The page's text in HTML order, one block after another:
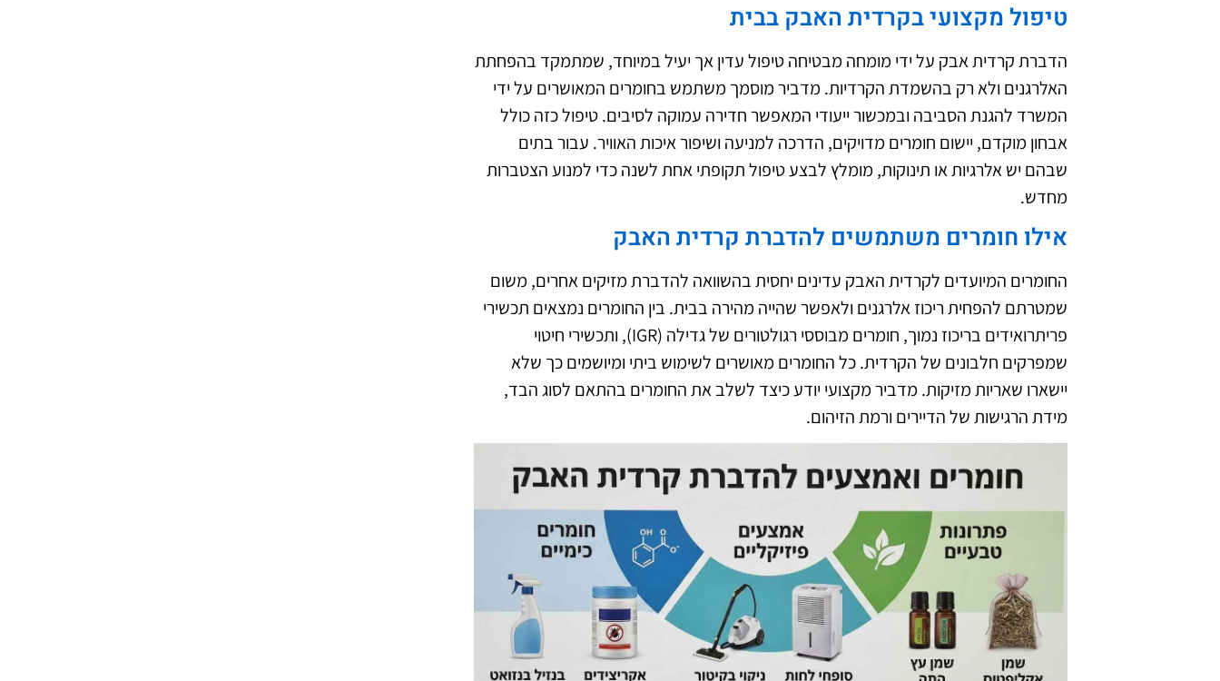
טיפול מקצועי בקרדית האבק בבית
הדברת קרדית אבק על ידי מומחה מבטיחה טיפול עדין אך יעיל במיוחד, שמתמקד בהפחתת
האלרגנים ולא רק בהשמדת הקרדיות. מדביר מוסמך משתמש בחומרים המאושרים על ידי
המשרד להגנת הסביבה ובמכשור ייעודי המאפשר חדירה עמוקה לסיבים. טיפול כזה כולל
אבחון מוקדם, יישום חומרים מדויקים, הדרכה למניעה ושיפור איכות האוויר. עבור בתים
שבהם יש אלרגיות או תינוקות, מומלץ לבצע טיפול תקופתי אחת לשנה כדי למנוע הצטברות
מחדש.
אילו חומרים משתמשים להדברת קרדית האבק
החומרים המיועדים לקרדית האבק עדינים יחסית בהשוואה להדברת מזיקים אחרים, משום
שמטרתם להפחית ריכוז אלרגנים ולאפשר שהייה מהירה בבית. בין החומרים נמצאים תכשירי
פריתרואידים בריכוז נמוך, חומרים מבוססי רגולטורים של גדילה (IGR), ותכשירי חיטוי
שמפרקים חלבונים של הקרדית. כל החומרים מאושרים לשימוש ביתי ומיושמים כך שלא
יישארו שאריות מזיקות. מדביר מקצועי יודע כיצד לשלב את החומרים בהתאם לסוג הבד,
מידת הרגישות של הדיירים ורמת הזיהום.